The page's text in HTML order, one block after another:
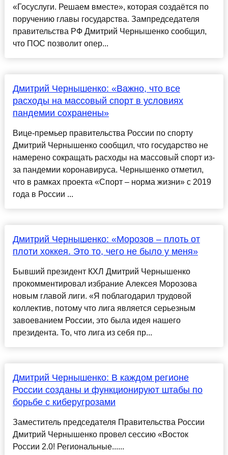
«Госуслуги. Решаем вместе», которая создаётся по
поручению главы государства. Зампредседателя
правительства РФ Дмитрий Чернышенко сообщил,
что ПОС позволит опер...
Дмитрий Чернышенко: «Важно, что все
расходы на массовый спорт в условиях
пандемии сохранены»
Вице-премьер правительства России по спорту
Дмитрий Чернышенко сообщил, что государство не
намерено сокращать расходы на массовый спорт из-
за пандемии коронавируса. Чернышенко отметил,
что в рамках проекта «Спорт – норма жизни» с 2019
года в России ...
Дмитрий Чернышенко: «Морозов – плоть от
плоти хоккея. Это то, чего не было у меня»
Бывший президент КХЛ Дмитрий Чернышенко
прокомментировал избрание Алексея Морозова
новым главой лиги. «Я поблагодарил трудовой
коллектив, потому что лига является серьезным
завоеванием России, это была идея нашего
президента. То, что лига из себя пр...
Дмитрий Чернышенко: В каждом регионе
России созданы и функционируют штабы по
борьбе с киберугрозами
Заместитель председателя Правительства России
Дмитрий Чернышенко провел сессию «Восток
России 2.0! Региональные......